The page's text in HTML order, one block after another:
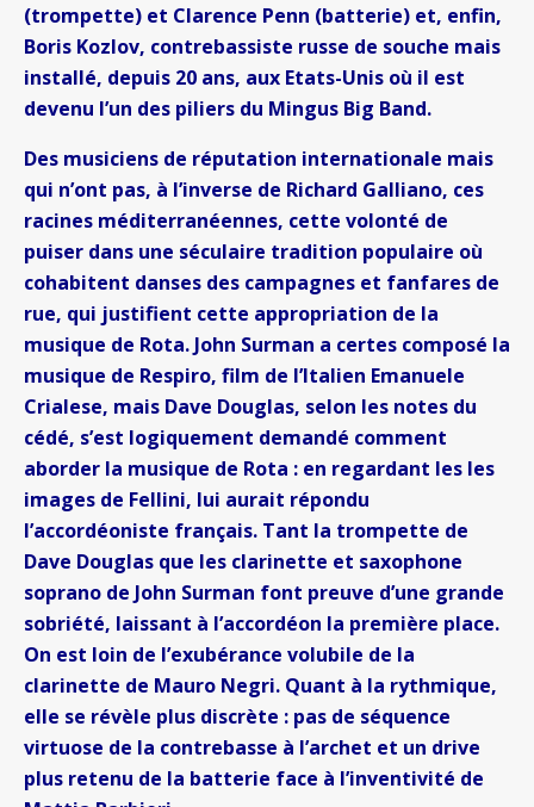
(trompette) et Clarence Penn (batterie) et, enfin,
Boris Kozlov, contrebassiste russe de souche mais
installé, depuis 20 ans, aux Etats-Unis où il est
devenu l’un des piliers du Mingus Big Band.
Des musiciens de réputation internationale mais
qui n’ont pas, à l’inverse de Richard Galliano, ces
racines méditerranéennes, cette volonté de
puiser dans une séculaire tradition populaire où
cohabitent danses des campagnes et fanfares de
rue, qui justifient cette appropriation de la
musique de Rota. John Surman a certes composé la
musique de Respiro, film de l’Italien Emanuele
Crialese, mais Dave Douglas, selon les notes du
cédé, s’est logiquement demandé comment
aborder la musique de Rota : en regardant les les
images de Fellini, lui aurait répondu
l’accordéoniste français. Tant la trompette de
Dave Douglas que les clarinette et saxophone
soprano de John Surman font preuve d’une grande
sobriété, laissant à l’accordéon la première place.
On est loin de l’exubérance volubile de la
clarinette de Mauro Negri. Quant à la rythmique,
elle se révèle plus discrète : pas de séquence
virtuose de la contrebasse à l’archet et un drive
plus retenu de la batterie face à l’inventivité de